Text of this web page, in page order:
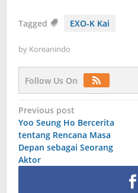
Tagged EXO-K Kai
by Koreanindo
Follow Us On
Post
navigation
Previous post
Yoo Seung Ho Bercerita
tentang Rencana Masa
Depan sebagai Seorang
Aktor